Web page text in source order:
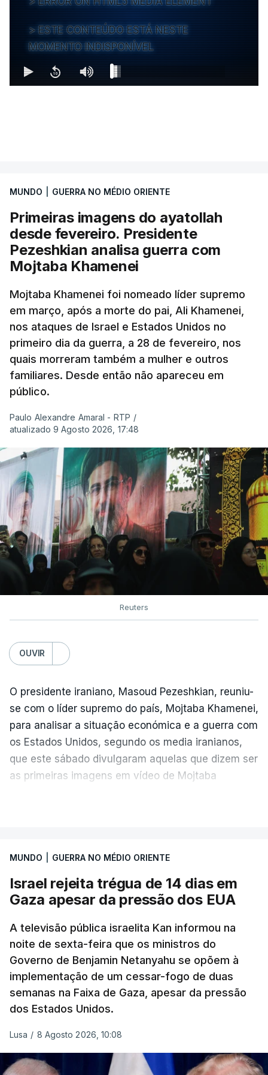
ESTE CONTEÚDO ESTÁ NESTE
MOMENTO INDISPONÍVEL
MUNDO GUERRA NO MÉDIO ORIENTE
Primeiras imagens do ayatollah
desde fevereiro. Presidente
Pezeshkian analisa guerra com
Mojtaba Khamenei
Mojtaba Khamenei foi nomeado líder supremo
em março, após a morte do pai, Ali Khamenei,
nos ataques de Israel e Estados Unidos no
primeiro dia da guerra, a 28 de fevereiro, nos
quais morreram também a mulher e outros
familiares. Desde então não apareceu em
público.
Paulo Alexandre Amaral - RTP /
atualizado 9 Agosto 2026, 17:48
Reuters
OUVIR
O presidente iraniano, Masoud Pezeshkian, reuniu-
se com o líder supremo do país, Mojtaba Khamenei,
para analisar a situação económica e a guerra com
os Estados Unidos, segundo os media iranianos,
que este sábado divulgaram aquelas que dizem ser
as primeiras imagens em vídeo de Mojtaba
Mehr na rede social Telegram, como aquilo que
israelita, que nos últimos tempos vem dando conta
de que o líder supremo iraniano estará em estado
crítico na sequência do bombardeamento que no
último dia de fevereiro passado matou o pai, o
ayatollah Ali Khamenei, e outros membros da
família.
As imagens mostram Mojtaba Khamenei no que
indicação adicional.
MUNDO GUERRA NO MÉDIO ORIENTE
Israel rejeita trégua de 14 dias em
Gaza apesar da pressão dos EUA
A televisão pública israelita Kan informou na
noite de sexta-feira que os ministros do
Governo de Benjamin Netanyahu se opõem à
implementação de um cessar-fogo de duas
semanas na Faixa de Gaza, apesar da pressão
dos Estados Unidos.
Lusa / 8 Agosto 2026, 10:08